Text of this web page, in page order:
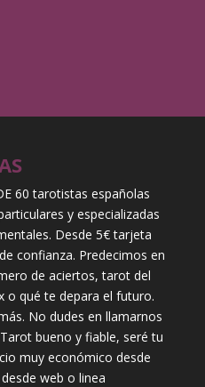
60 tarotistas españolas
y especializadas
Desde 5€ tarjeta
confianza. Predecimos en
de aciertos, tarot del
o qué te depara el futuro.
No dudes en llamarnos
bueno y fiable, seré tu
muy económico desde
web o linea